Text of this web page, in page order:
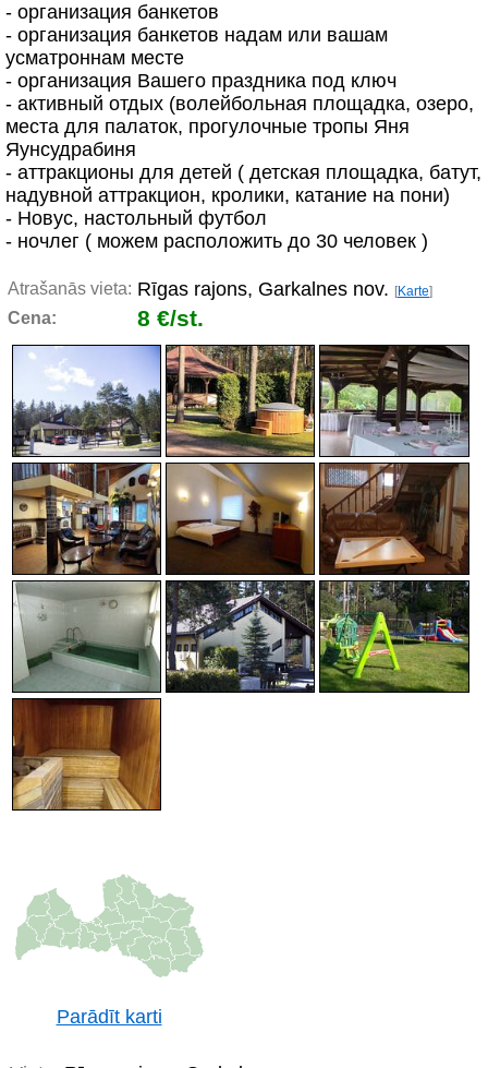
- организация банкетов
- организация банкетов надам или вашам
усматроннам месте
- организация Вашего праздника под ключ
- aктивный отдых (волейбольная площадка, озеро,
места для палаток, прогулочные тропы Яня
Яунсудрабиня
- аттракционы для детей ( детская площадка, батут,
надувной аттракцион, кролики, катание на пони)
- Новус, настольный футбол
- ночлег ( можем расположить до 30 человек )
Atrašanās vieta: Rīgas rajons, Garkalnes nov. [Karte]
Cena: 8 €/st.
Parādīt karti